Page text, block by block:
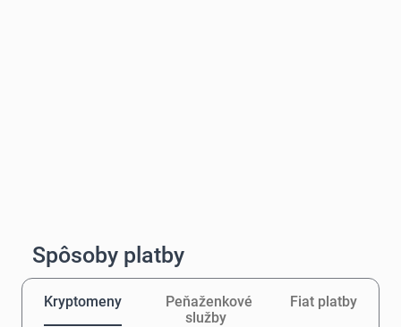
Spôsoby platby
Kryptomeny
Peňaženkové
služby
Fiat platby